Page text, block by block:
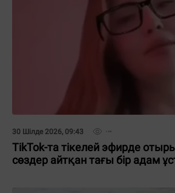
30 Шілде 2026, 09:43
TikTok-та тікелей эфирде
сөздер айтқан тағы бір адам